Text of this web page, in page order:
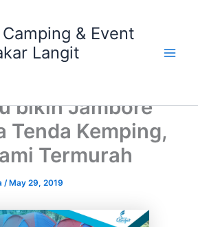
& Event
Langit
bikin Jambore
Tenda Kemping,
Termurah
/ May 29, 2019